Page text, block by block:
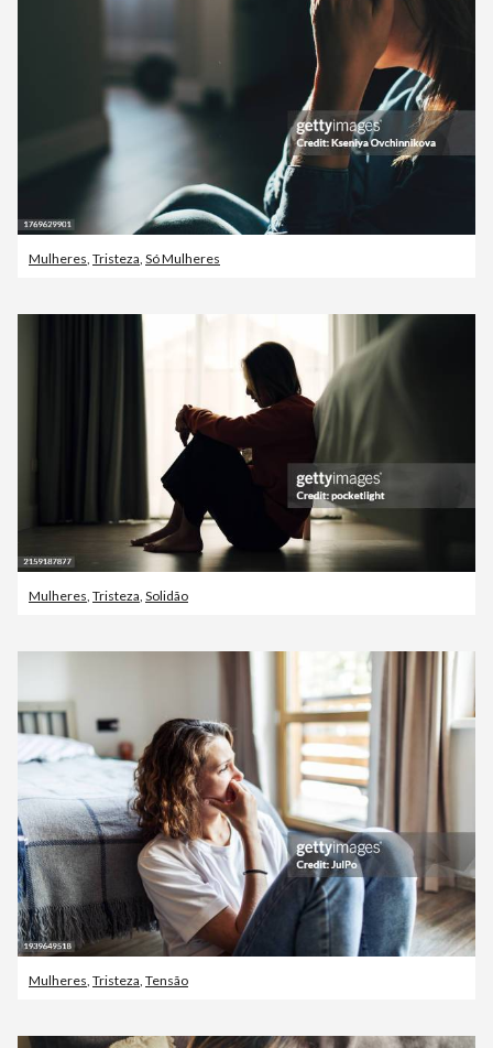
Mulheres, Tristeza, Só Mulheres
Mulheres, Tristeza, Solidão
Mulheres, Tristeza, Tensão